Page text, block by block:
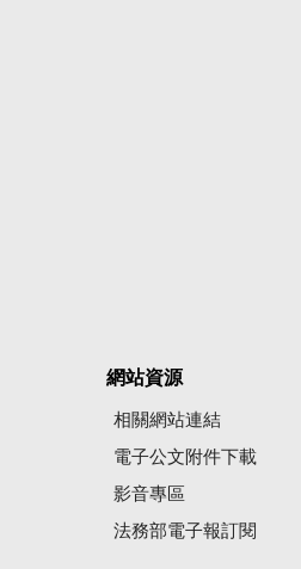
網站資源
相關網站連結
電子公文附件下載
影音專區
法務部電子報訂閱